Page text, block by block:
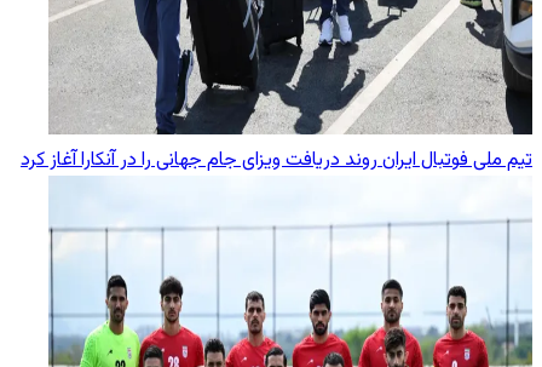
تیم ملی فوتبال ایران روند دریافت ویزای جام جهانی را در آنکارا آغاز کرد